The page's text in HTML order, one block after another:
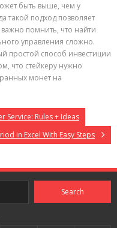
быть выше, чем у
такой подход позволяет
помнить, что найти
управления сложно.
простой способ инвестиции
что стейкеру нужно
монет на
Service: Rules + Ideas
in Excel With Easy Steps